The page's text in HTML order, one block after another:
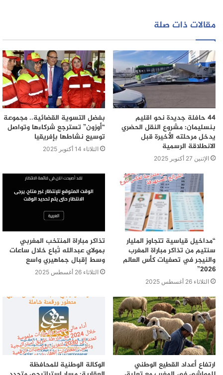
مقالات ذات صلة
44 حافلة جديدة نحو اقليم
بنسليمان: مشروع النقل الحضري
يدخل مرحلته الأخيرة قبل
الانطلاقة الرسمية
الإثنين 27 أكتوبر 2025
بفضل التسوية القضائية.. مجموعة
“أوزون” تسترجع شركاءها وتواصل
توسيع نشاطها بإفريقيا
الثلاثاء 14 أكتوبر 2025
“مداخيل قياسية تتجاوز المليار
سنتيم من تذاكر مباراة المغرب
والنيجر في تصفيات كأس العالم
2026”
الثلاثاء 26 أغسطس 2025
تذاكر مباراة المنتخب المغربي
بمولاي عبدالله تُباع خلال ساعات
وسط إقبال جماهيري واسع
الثلاثاء 26 أغسطس 2025
ارتفاع أعداد القطيع الوطني
الوكالة الوطنية للمحافظة